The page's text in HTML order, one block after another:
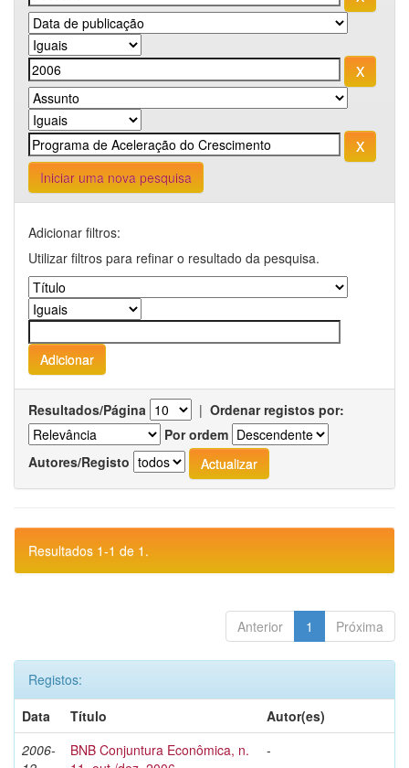
Iniciar uma nova pesquisa
Adicionar filtros:
Utilizar filtros para refinar o resultado da pesquisa.
Resultados/Página | Ordenar registos por:
Por ordem
Autores/Registo
Resultados 1-1 de 1.
Anterior 1 Próxima
Registos:
Data
Título
Autor(es)
2006-
BNB Conjuntura Econômica, n.
-